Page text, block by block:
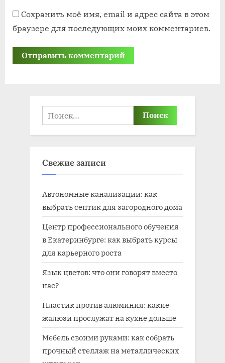
Сохранить моё имя, email и адрес сайта в этом
браузере для последующих моих комментариев.
Найти:
Свежие записи
Автономные канализации: как
выбрать септик для загородного дома
Центр профессионального обучения
в Екатеринбурге: как выбрать курсы
для карьерного роста
Язык цветов: что они говорят вместо
нас?
Пластик против алюминия: какие
жалюзи прослужат на кухне дольше
Мебель своими руками: как собрать
прочный стеллаж на металлических